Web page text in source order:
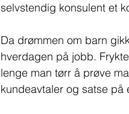
selvstendig konsulent et
Da drømmen om barn
hverdagen på jobb.
lenge man tørr å prøve
kundeavtaler og satse på